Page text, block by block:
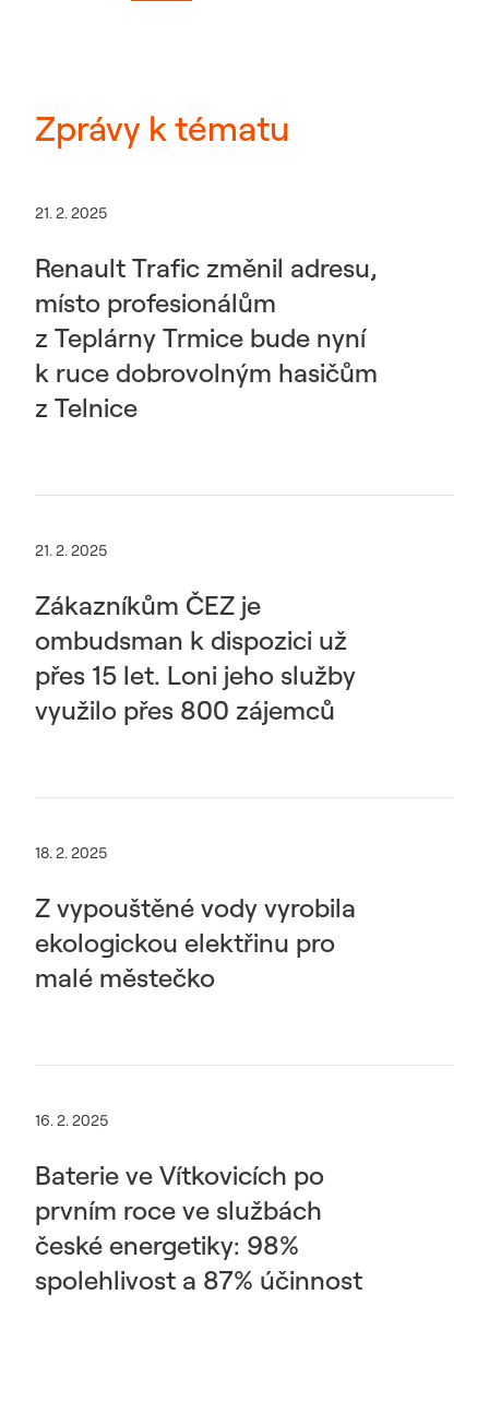
Zprávy k tématu
21. 2. 2025
Renault Trafic změnil adresu,
místo profesionálům
z Teplárny Trmice bude nyní
k ruce dobrovolným hasičům
z Telnice
21. 2. 2025
Zákazníkům ČEZ je
ombudsman k dispozici už
přes 15 let. Loni jeho služby
využilo přes 800 zájemců
18. 2. 2025
Z vypouštěné vody vyrobila
ekologickou elektřinu pro
malé městečko
16. 2. 2025
Baterie ve Vítkovicích po
prvním roce ve službách
české energetiky: 98%
spolehlivost a 87% účinnost